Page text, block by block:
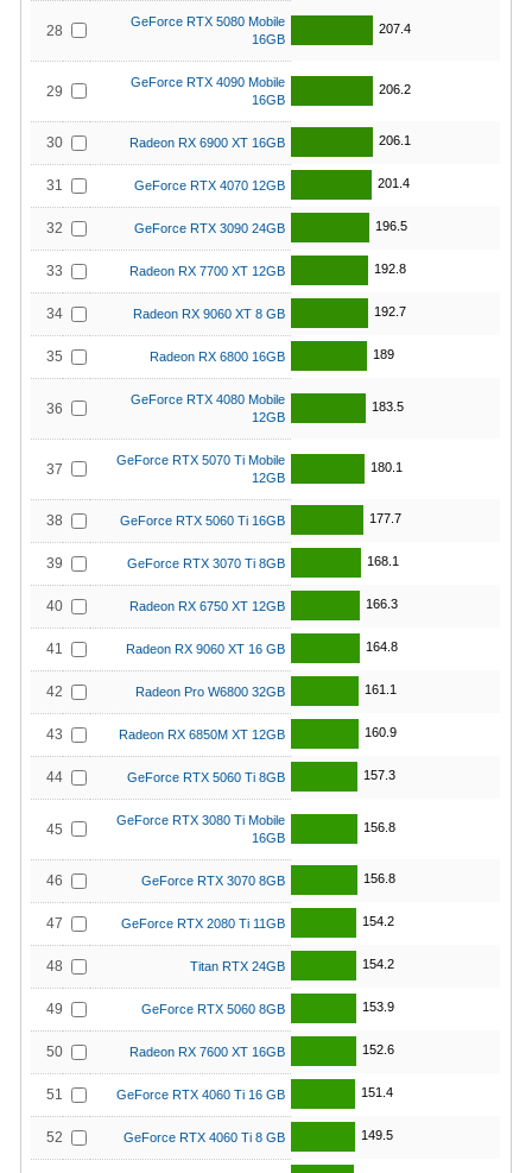
28
GeForce RTX 5080 Mobile
16GB
207.4
29
GeForce RTX 4090 Mobile
16GB
206.2
30 Radeon RX 6900 XT 16GB 206.1
31 GeForce RTX 4070 12GB 201.4
32 GeForce RTX 3090 24GB 196.5
33 Radeon RX 7700 XT 12GB 192.8
34 Radeon RX 9060 XT 8 GB 192.7
35 Radeon RX 6800 16GB 189
36
GeForce RTX 4080 Mobile
12GB
183.5
37
GeForce RTX 5070 Ti Mobile
12GB
180.1
38 GeForce RTX 5060 Ti 16GB 177.7
39 GeForce RTX 3070 Ti 8GB 168.1
40 Radeon RX 6750 XT 12GB 166.3
41 Radeon RX 9060 XT 16 GB 164.8
42 Radeon Pro W6800 32GB 161.1
43 Radeon RX 6850M XT 12GB 160.9
44 GeForce RTX 5060 Ti 8GB 157.3
45
GeForce RTX 3080 Ti Mobile
16GB
156.8
46 GeForce RTX 3070 8GB 156.8
47 GeForce RTX 2080 Ti 11GB 154.2
48 Titan RTX 24GB 154.2
49 GeForce RTX 5060 8GB 153.9
50 Radeon RX 7600 XT 16GB 152.6
51 GeForce RTX 4060 Ti 16 GB 151.4
52 GeForce RTX 4060 Ti 8 GB 149.5